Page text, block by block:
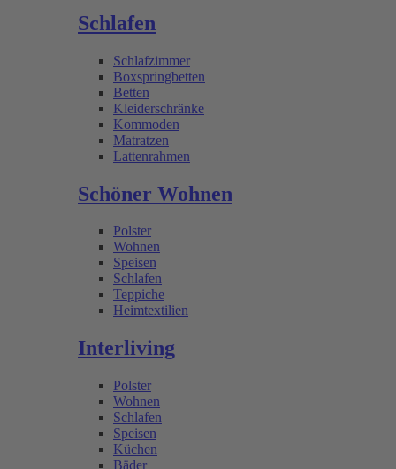
Schlafen
Schlafzimmer
Boxspringbetten
Betten
Kleiderschränke
Kommoden
Matratzen
Lattenrahmen
Schöner Wohnen
Polster
Wohnen
Speisen
Schlafen
Teppiche
Heimtextilien
Interliving
Polster
Wohnen
Schlafen
Speisen
Küchen
Bäder